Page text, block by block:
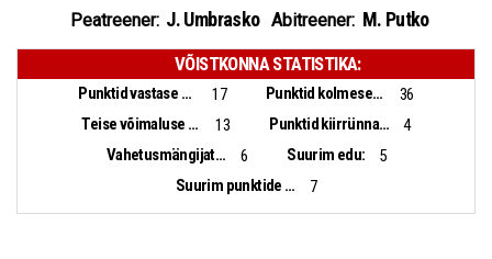
Peatreener: J. Umbrasko Abitreener: M. Putko
VÕISTKONNA STATISTIKA:
Punktid vastase pallikaotusest: 17 Punktid kolmesekundialast:
36
Teise võimaluse punktid:
13 Punktid kiirrünnakust:
4
Vahetusmängijate punktid:
6 Suurim edu:
5
Suurim punktide vahe:
7